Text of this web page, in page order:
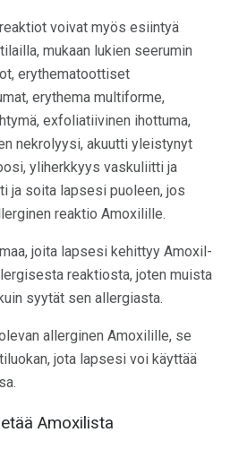
voivat myös esiintyä
mukaan lukien seerumin
erythematoottiset
erythema multiforme,
exfoliatiivinen ihottuma,
nekrolyysi, akuutti yleistynyt
yliherkkyys vaskuliitti ja
ja soita lapsesi puoleen, jos
reaktio Amoxilille.
joita lapsesi kehittyy Amoxil-
reaktiosta, joten muista
syytät sen allergiasta.
allerginen Amoxilille, se
jota lapsesi voi käyttää
Amoxilista